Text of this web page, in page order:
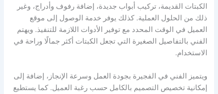
الكبتات القديمة، تركيب أبواب جديدة، إضافة رفوف وأدراج، وغير
ذلك من الحلول العملية. كذلك يوفر خدمة الوصول إلى موقع
العميل في الوقت المحدد مع توفير الأدوات اللازمة للتنفيذ. ويهتم
الفني بالتفاصيل الصغيرة التي تجعل الكبتات أكثر جمالًا وراحة في
الاستخدام.
ويتميز الفني في الفجيرة بجودة العمل وسرعة الإنجاز، إضافة إلى
إمكانية تخصيص التصميم بالكامل حسب رغبة العميل. كما يستطيع